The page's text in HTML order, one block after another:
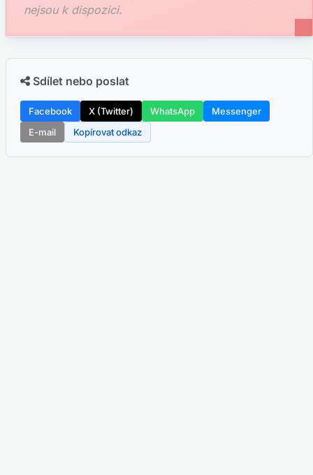
nejsou k dispozici.
Sdílet nebo poslat
Facebook X (Twitter) WhatsApp
Messenger
E-mail
Kopírovat odkaz